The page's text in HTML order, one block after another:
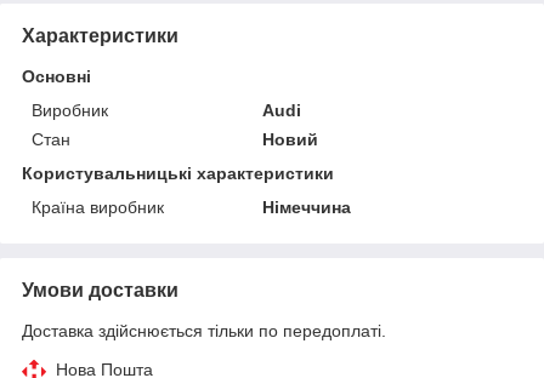
Характеристики
Основні
Виробник
Audi
Стан
Новий
Користувальницькі характеристики
Країна виробник
Німеччина
Умови доставки
Доставка здійснюється тільки по передоплаті.
Нова Пошта